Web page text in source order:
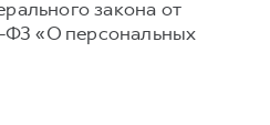
закона от
ФЗ «О персональных